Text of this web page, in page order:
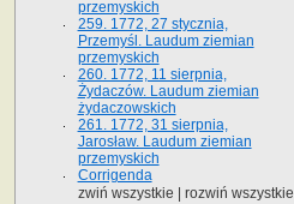
przemyskich
259. 1772, 27 stycznia,
Przemyśl. Laudum ziemian
przemyskich
260. 1772, 11 sierpnia,
Żydaczów. Laudum ziemian
żydaczowskich
261. 1772, 31 sierpnia,
Jarosław. Laudum ziemian
przemyskich
Corrigenda
zwiń wszystkie
rozwiń wszystkie